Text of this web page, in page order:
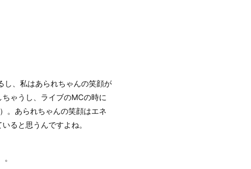
、私はあられちゃんの笑顔が
ゃうし、ライブのMCの時に
。あられちゃんの笑顔はエネ
ると思うんですよね。